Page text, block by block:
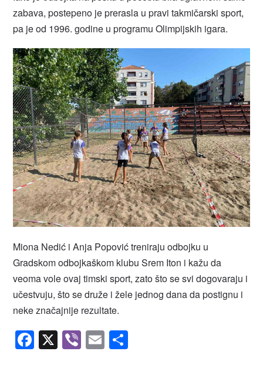
zabava, postepeno je prerasla u pravi takmičarski sport,
pa je od 1996. godine u programu Olimpijskih igara.
Miona Nedić i Anja Popović treniraju odbojku u
Gradskom odbojkaškom klubu Srem Iton i kažu da
veoma vole ovaj timski sport, zato što se svi dogovaraju i
učestvuju, što se druže i žele jednog dana da postignu i
neke značajnije rezultate.
Facebook
X Viber
Email